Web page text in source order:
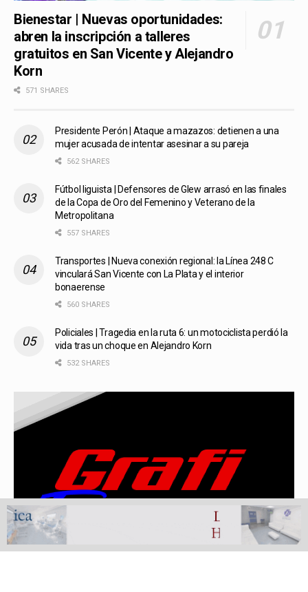
Bienestar | Nuevas oportunidades:
abren la inscripción a talleres
gratuitos en San Vicente y Alejandro
Korn
571 SHARES
Presidente Perón | Ataque a mazazos: detienen a una
mujer acusada de intentar asesinar a su pareja
562 SHARES
Fútbol liguista | Defensores de Glew arrasó en las finales
de la Copa de Oro del Femenino y Veterano de la
Metropolitana
557 SHARES
Transportes | Nueva conexión regional: la Línea 248 C
vinculará San Vicente con La Plata y el interior
bonaerense
560 SHARES
Policiales | Tragedia en la ruta 6: un motociclista perdió la
vida tras un choque en Alejandro Korn
532 SHARES